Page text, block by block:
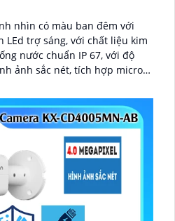
nhìn có màu ban đêm với
LEd trợ sáng, với chất liệu kim
nước chuẩn IP 67, với độ
ảnh sắc nét, tích hợp micro